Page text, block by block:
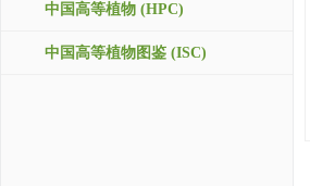
中国高等植物 (HPC)
中国高等植物图鉴 (ISC)